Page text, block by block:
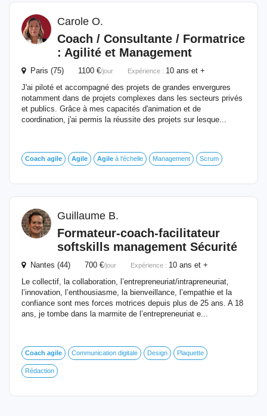
Carole O.
Coach / Consultante / Formatrice
: Agilité et Management
Paris (75) 1100 €/jour Expérience : 10 ans et +
J'ai piloté et accompagné des projets de grandes envergures
notamment dans de projets complexes dans les secteurs privés
et publics. Grâce à mes capacités d'animation et de
coordination, j'ai permis la réussite des projets sur lesque...
Coach agile Agile Agile à l'échelle Management Scrum
Guillaume B.
Formateur-coach-facilitateur
softskills management Sécurité
Nantes (44) 700 €/jour Expérience : 10 ans et +
Le collectif, la collaboration, l’entrepreneuriat/intrapreneuriat,
l’innovation, l’enthousiasme, la bienveillance, l’empathie et la
confiance sont mes forces motrices depuis plus de 25 ans. A 18
ans, je tombe dans la marmite de l’entrepreneuriat e...
Coach agile Communication digitale Design Plaquette
Rédaction